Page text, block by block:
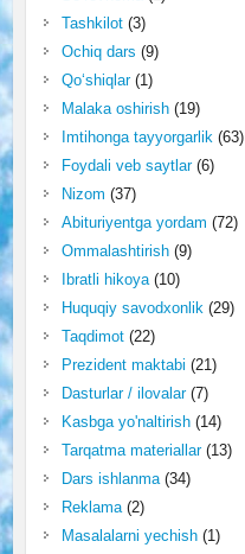
Tashkilot(3)
Ochiq dars (9)
Qo‘shiqlar(1)
Malaka oshirish(19)
Imtihonga tayyorgarlik(63)
Foydali veb saytlar(6)
Nizom (37)
Abituriyentga yordam (72)
Ommalashtirish(9)
Ibratli hikoya(10)
Huquqiy savodxonlik(29)
Taqdimot(22)
Prezident maktabi (21)
Dasturlar / ilovalar(7)
Kasbga yo'naltirish(14)
Tarqatma materiallar(13)
Dars ishlanma(34)
Reklama(2)
Masalalarni yechish(1)